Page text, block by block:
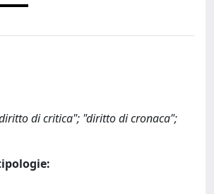
di critica"; "diritto di cronaca";